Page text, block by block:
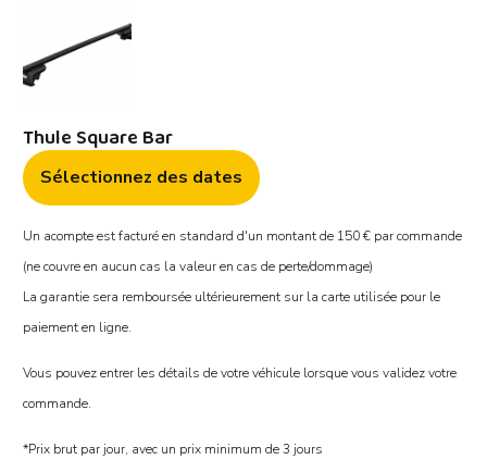
Thule Square Bar
Sélectionnez des dates
Un acompte est facturé en standard d'un montant de 150 € par commande
(ne couvre en aucun cas la valeur en cas de perte/dommage)
La garantie sera remboursée ultérieurement sur la carte utilisée pour le
paiement en ligne.
Vous pouvez entrer les détails de votre véhicule lorsque vous validez votre
commande.
*Prix brut par jour, avec un prix minimum de 3 jours